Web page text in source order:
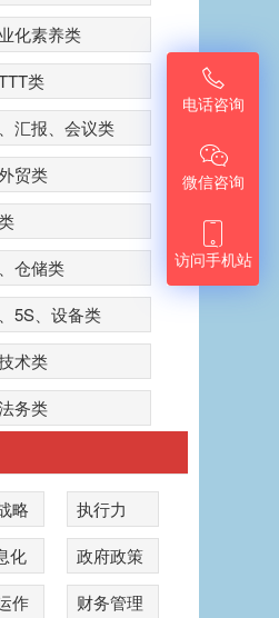
化素养类
类
汇报、会议类
贸类
仓储类
5S、设备类
术类
务类
略
执行力
化
政府政策
作
财务管理

电话咨询

微信咨询

访问手机站